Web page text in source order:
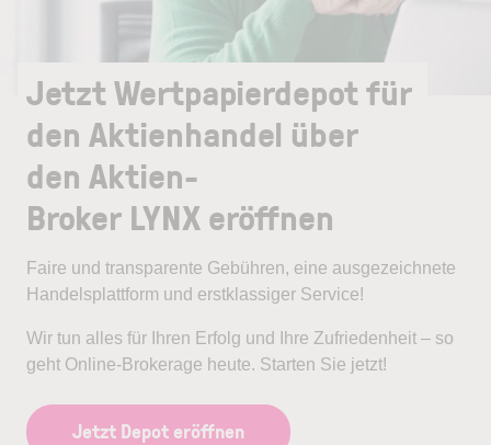
Jetzt Wertpapierdepot für
den Aktienhandel über
den Aktien-
Broker LYNX eröffnen
Faire und transparente Gebühren, eine ausgezeichnete
Handelsplattform und erstklassiger Service!
Wir tun alles für Ihren Erfolg und Ihre Zufriedenheit – so
geht Online-Brokerage heute. Starten Sie jetzt!
Jetzt Depot eröffnen